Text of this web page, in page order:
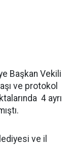
Başkan Vekili
ve protokol
4 ayrı
ve il